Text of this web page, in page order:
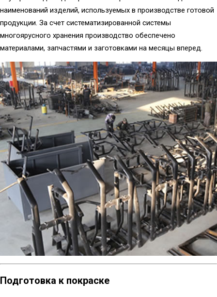
наименований изделий, используемых в производстве готовой
продукции. За счет систематизированной системы
многоярусного хранения производство обеспечено
материалами, запчастями и заготовками на месяцы вперед.
Подготовка к покраске